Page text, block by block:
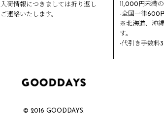
入荷情報につきましては折り返し
ご連絡いたします。
11,000円未満
-全国一律600
※北海道、沖
す。
-代引き手数料
© 2016 GOODDAYS.